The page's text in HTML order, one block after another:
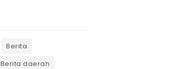
Berita
Berita daerah